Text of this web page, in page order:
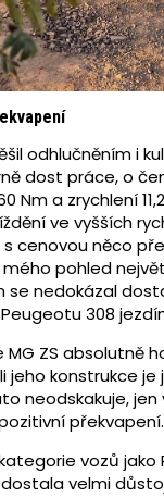
odhlučněním i
dost práce, o
Nm a zrychlení
ve vyšších
cenovou něco
mého pohled
se nedokázal
308
MG ZS absolutně
jeho konstrukce
neodskakuje,
překvapení.
vozů
velmi